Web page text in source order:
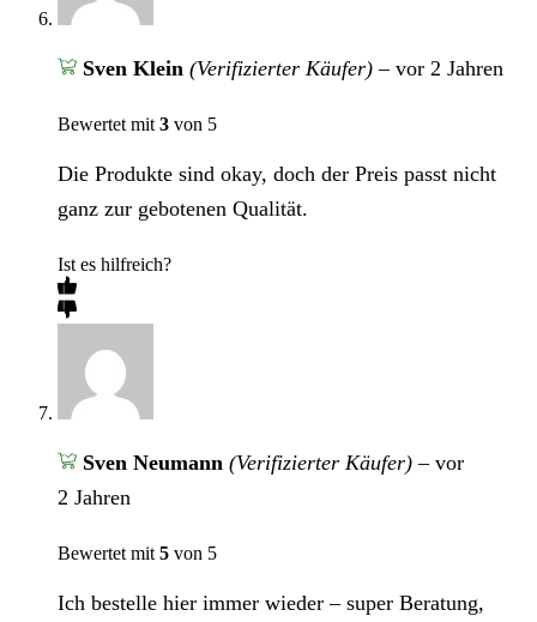
Sven Klein (Verifizierter Käufer) – vor 2 Jahren
Bewertet mit 3 von 5
Die Produkte sind okay, doch der Preis passt nicht
ganz zur gebotenen Qualität.
Ist es hilfreich?
Sven Neumann (Verifizierter Käufer) – vor
2 Jahren
Bewertet mit 5 von 5
Ich bestelle hier immer wieder – super Beratung,